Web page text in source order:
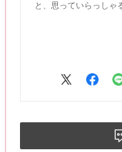
と、思っていらっしゃ
ねこ目っぽくなり妖艶
向かって左目は照明が
高含水で目も喜んでい